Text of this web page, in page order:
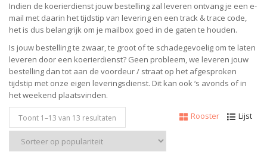
Indien de koerierdienst jouw bestelling zal leveren ontvang je een e-
mail met daarin het tijdstip van levering en een track & trace code,
het is dus belangrijk om je mailbox goed in de gaten te houden.
Is jouw bestelling te zwaar, te groot of te schadegevoelig om te laten
leveren door een koerierdienst? Geen probleem, we leveren jouw
bestelling dan tot aan de voordeur / straat op het afgesproken
tijdstip met onze eigen leveringsdienst. Dit kan ook ‘s avonds of in
het weekend plaatsvinden.
Rooster
Lijst
Toont 1–13 van 13 resultaten